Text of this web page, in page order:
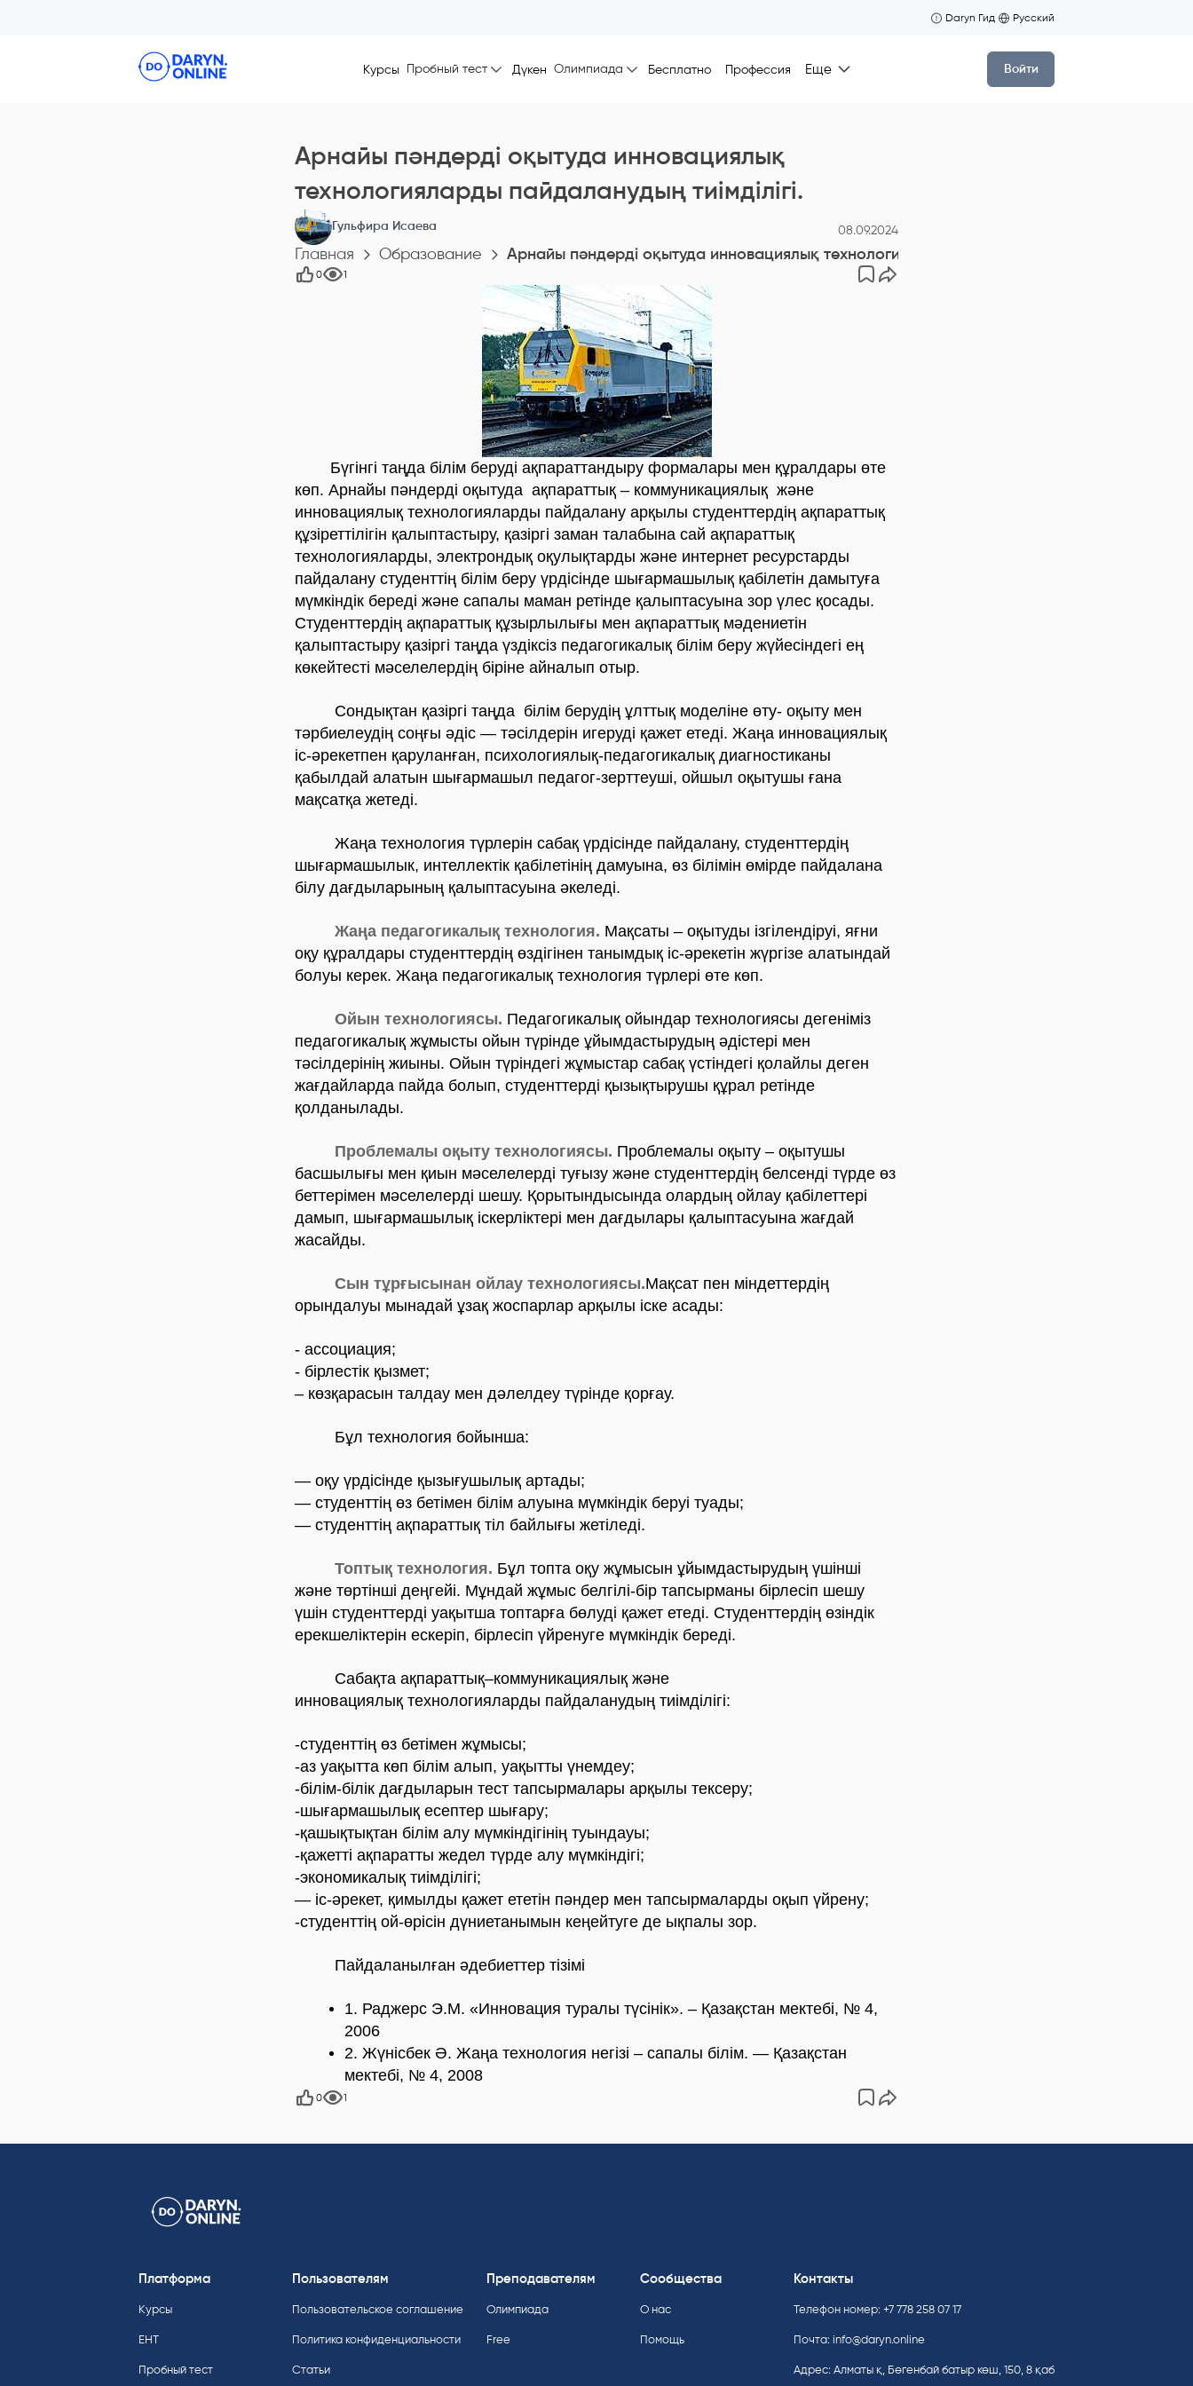
Daryn Гид Русский
Курсы Пробный тест Дүкен Олимпиада Бесплатно Профессия Еще Войти
Арнайы пәндерді оқытуда инновациялық
технологияларды пайдаланудың тиімділігі.
Гульфира Исаева 08.09.2024
Главная Образование Арнайы пәндерді оқытуда инновациялық технологияларды пайдаланудың тиімділігі.
0 1
Бүгінгі таңда білім беруді ақпараттандыру формалары мен құралдары өте
көп. Арнайы пәндерді оқытуда ақпараттық – коммуникациялық және
инновациялық технологияларды пайдалану арқылы студенттердің ақпараттық
құзіреттілігін қалыптастыру, қазіргі заман талабына сай ақпараттық
технологияларды, электрондық оқулықтарды және интернет ресурстарды
пайдалану студенттің білім беру үрдісінде шығармашылық қабілетін дамытуға
мүмкіндік береді және сапалы маман ретінде қалыптасуына зор үлес қосады.
Студенттердің ақпараттық құзырлылығы мен ақпараттық мәдениетiн
қалыптастыру қазiргi таңда үздiксiз педагогикалық бiлiм беру жүйесiндегi ең
көкейтестi мәселелердiң бiрiне айналып отыр.
Сондықтан қазіргі таңда білім берудің ұлттық моделіне өту- оқыту мен
тәрбиелеудің соңғы әдіс — тәсілдерін игеруді қажет етеді. Жаңа инновациялық
іс-әрекетпен қаруланған, психологиялық-педагогикалық диагностиканы
қабылдай алатын шығармашыл педагог-зерттеуші, ойшыл оқытушы ғана
мақсатқа жетеді.
Жаңа технология түрлерін сабақ үрдісінде пайдалану, студенттердің
шығармашылык, интеллектік қабілетінің дамуына, өз білімін өмірде пайдалана
білу дағдыларының қалыптасуына әкеледі.
Жаңа педагогикалық технология. Мақсаты – оқытуды ізгілендіруі, яғни
оқу құралдары студенттердің өздігінен танымдық іс-әрекетін жүргізе алатындай
болуы керек. Жаңа педагогикалық технология түрлері өте көп.
Ойын технологиясы. Педагогикалық ойындар технологиясы дегеніміз
педагогикалық жұмысты ойын түрінде ұйымдастырудың әдістері мен
тәсілдерінің жиыны. Ойын түріндегі жұмыстар сабақ үстіндегі қолайлы деген
жағдайларда пайда болып, студенттерді қызықтырушы құрал ретінде
қолданылады.
Проблемалы оқыту технологиясы. Проблемалы оқыту – оқытушы
басшылығы мен қиын мәселелерді туғызу және студенттердің белсенді түрде өз
беттерімен мәселелерді шешу. Қорытындысында олардың ойлау қабілеттері
дамып, шығармашылық іскерліктері мен дағдылары қалыптасуына жағдай
жасайды.
Сын тұрғысынан ойлау технологиясы.Мақсат пен міндеттердің
орындалуы мынадай ұзақ жоспарлар арқылы іске асады:
- ассоциация;
- бірлестік қызмет;
– көзқарасын талдау мен дәлелдеу түрінде қорғау.
Бұл технология бойынша:
— оқу үрдісінде қызығушылық артады;
— студенттің өз бетімен білім алуына мүмкіндік беруі туады;
— студенттің ақпараттық тіл байлығы жетіледі.
Топтық технология. Бұл топта оқу жұмысын ұйымдастырудың үшінші
және төртінші деңгейі. Мұндай жұмыс белгілі-бір тапсырманы бірлесіп шешу
үшін студенттерді уақытша топтарға бөлуді қажет етеді. Студенттердің өзіндік
ерекшеліктерін ескеріп, бірлесіп үйренуге мүмкіндік береді.
Сабақта ақпараттық–коммуникациялық және
инновациялық технологияларды пайдаланудың тиімділігі:
-студенттің өз бетімен жұмысы;
-аз уақытта көп білім алып, уақытты үнемдеу;
-білім-білік дағдыларын тест тапсырмалары арқылы тексеру;
-шығармашылық есептер шығару;
-қашықтықтан білім алу мүмкіндігінің туындауы;
-қажетті ақпаратты жедел түрде алу мүмкіндігі;
-экономикалық тиімділігі;
— іс-әрекет, қимылды қажет ететін пәндер мен тапсырмаларды оқып үйрену;
-студенттің ой-өрісін дүниетанымын кеңейтуге де ықпалы зор.
Пайдаланылған әдебиеттер тізімі
1. Раджерс Э.М. «Инновация туралы түсінік». – Қазақстан мектебі, № 4,
2006
2. Жүнісбек Ә. Жаңа технология негізі – сапалы білім. — Қазақстан
мектебі, № 4, 2008
0 1
Платформа
Курсы
ЕНТ
Пробный тест
Пользователям
Пользовательское соглашение
Политика конфиденциальности
Статьи
Преподавателям
Олимпиада
Free
Сообщества
О нас
Помощь
Контакты
Телефон номер: +7 778 258 07 17
Почта: info@daryn.online
Адрес: Алматы қ, Бөгенбай батыр көш, 150, 8 қаб